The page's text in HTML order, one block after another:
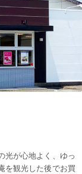
光が心地よく、ゆっ
を観光した後でお買